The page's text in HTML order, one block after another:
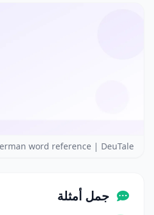
word reference | DeuTale
جمل أمثلة